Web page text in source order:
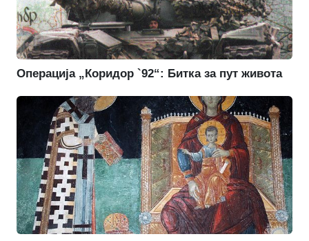
Операција „Коридор `92“: Битка за пут живота